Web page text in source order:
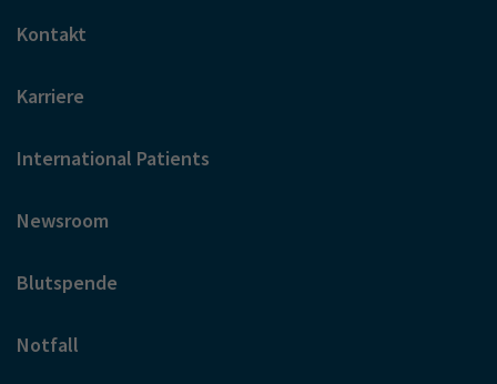
Kontakt
Karriere
International Patients
Newsroom
Blutspende
Notfall